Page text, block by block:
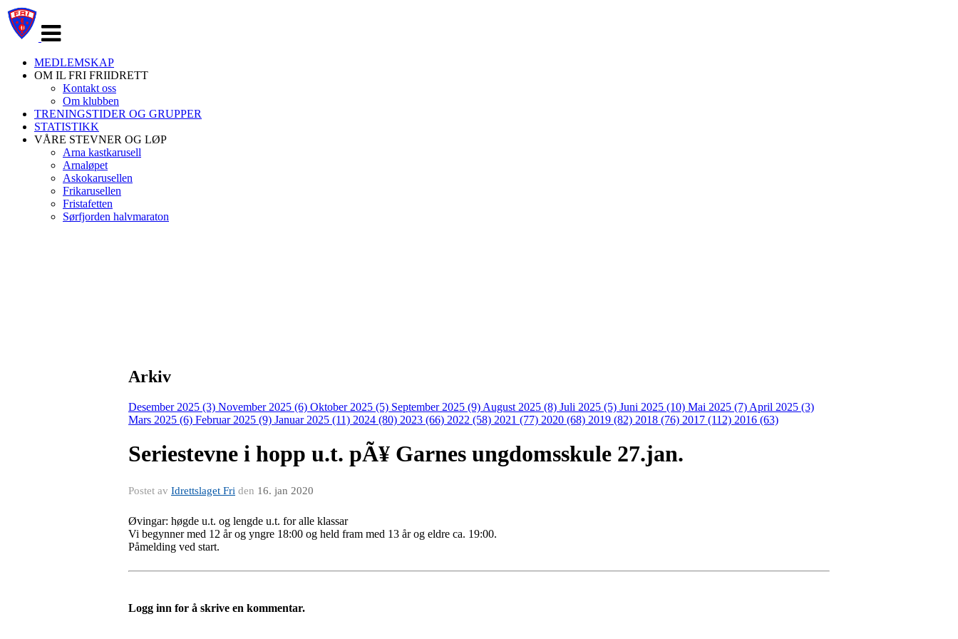
navigasjon
MEDLEMSKAP
OM IL FRI FRIIDRETT
Kontakt oss
Om klubben
TRENINGSTIDER OG GRUPPER
STATISTIKK
VÅRE STEVNER OG LØP
Arna kastkarusell
Arnaløpet
Askokarusellen
Frikarusellen
Fristafetten
Sørfjorden halvmaraton
Arkiv
Desember 2025 (3) November 2025 (6) Oktober 2025 (5) September 2025 (9) August 2025 (8) Juli 2025 (5) Juni 2025 (10) Mai 2025 (7) April 2025 (3)
Mars 2025 (6) Februar 2025 (9) Januar 2025 (11) 2024 (80) 2023 (66) 2022 (58) 2021 (77) 2020 (68) 2019 (82) 2018 (76) 2017 (112) 2016 (63)
Seriestevne i hopp u.t. pÃ¥ Garnes ungdomsskule 27.jan.
Postet av Idrettslaget Fri den 16. jan 2020
Øvingar: høgde u.t. og lengde u.t. for alle klassar
Vi begynner med 12 år og yngre 18:00 og held fram med 13 år og eldre ca. 19:00.
Påmelding ved start.
Logg inn for å skrive en kommentar.